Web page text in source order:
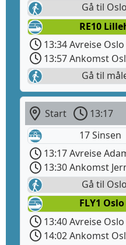
Gå til
RE10
13:34 Avreise Oslo
13:57 Ankomst
Gå til
Start 13:17
17 Sinsen
13:17 Avreise
13:30 Ankomst
Gå til
FLY1
13:40 Avreise Oslo
14:02 Ankomst